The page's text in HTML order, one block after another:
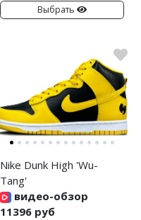
Выбрать
Nike Dunk High 'Wu-
Tang'
видео-обзор
11396 руб